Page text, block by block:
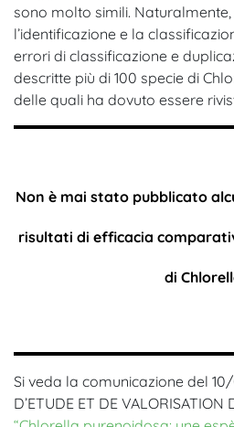
sono molto simili.
l’identificazione e la
errori di classificazione e
descritte più di 100 specie di
delle quali ha dovuto essere
Non è mai stato pubblicato
risultati di efficacia
di
Si veda la comunicazione del
D’ETUDE ET DE VALORISATION